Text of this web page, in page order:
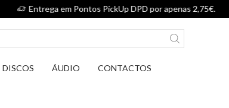
Entrega em Pontos PickUp DPD por apenas 2,75€.
DISCOS ÁUDIO CONTACTOS